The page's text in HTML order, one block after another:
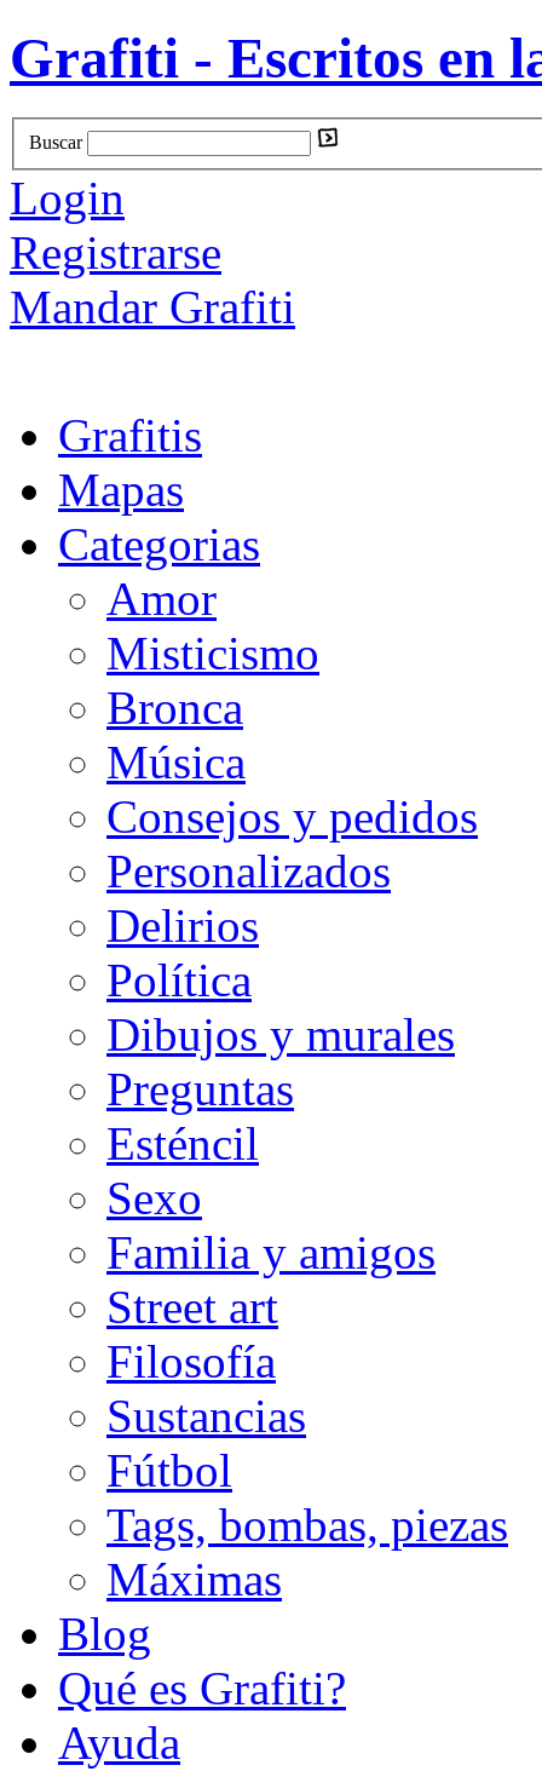
Grafiti - Escritos en
Buscar
Login
Registrarse
Mandar Grafiti
Grafitis
Mapas
Categorias
Amor
Misticismo
Bronca
Música
Consejos y pedidos
Personalizados
Delirios
Política
Dibujos y murales
Preguntas
Esténcil
Sexo
Familia y amigos
Street art
Filosofía
Sustancias
Fútbol
Tags, bombas, piezas
Máximas
Blog
Qué es Grafiti?
Ayuda